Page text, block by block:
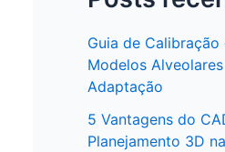
Guia de Calibração
Modelos
Adaptação
5 Vantagens do
Planejamento 3D